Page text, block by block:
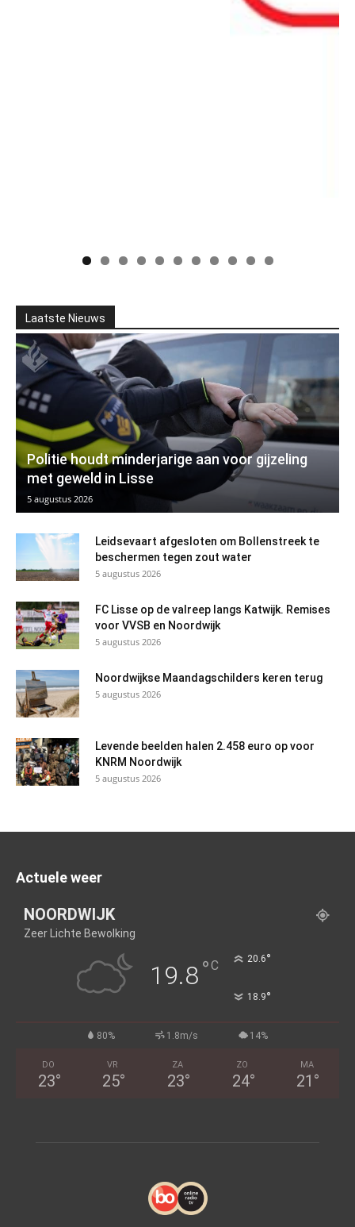
Laatste Nieuws
Politie houdt minderjarige aan voor gijzeling
met geweld in Lisse
5 augustus 2026
Leidsevaart afgesloten om Bollenstreek te
beschermen tegen zout water
5 augustus 2026
FC Lisse op de valreep langs Katwijk. Remises
voor VVSB en Noordwijk
5 augustus 2026
Noordwijkse Maandagschilders keren terug
5 augustus 2026
Levende beelden halen 2.458 euro op voor
KNRM Noordwijk
5 augustus 2026
Actuele weer
NOORDWIJK
Zeer Lichte Bewolking
19.8°C 20.6°
18.9°
80% 1.8m/s 14%
DO
23°
VR
25°
ZA
23°
ZO
24°
MA
21 °